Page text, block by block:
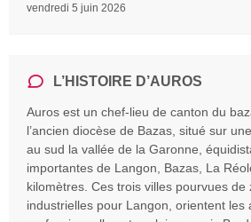
vendredi 5 juin 2026
L’HISTOIRE D’AUROS
Auros est un chef-lieu de canton du
l’ancien diocèse de Bazas, situé sur
au sud la vallée de la Garonne,
importantes de Langon, Bazas, La
kilomètres. Ces trois villes pourvues de
industrielles pour Langon, orientent les